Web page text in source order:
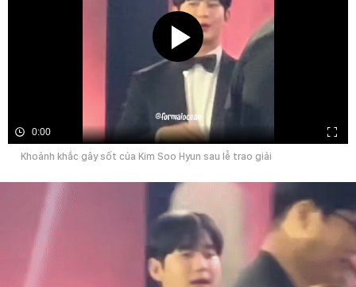
0:00
Khoảnh khắc gây sốt của Kim Soo Hyun sau lễ trao giải